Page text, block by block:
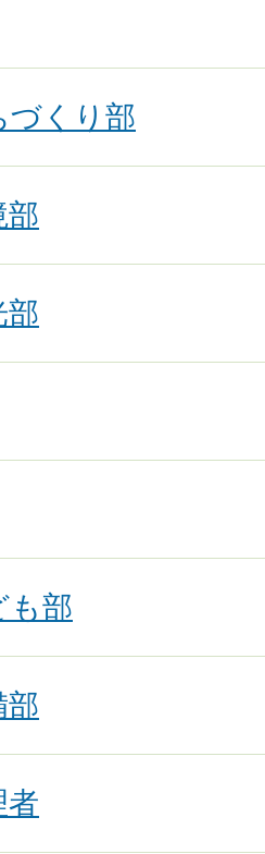
づくり部
部
部
も部
部
者